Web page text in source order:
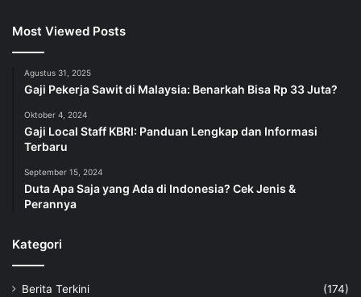
Most Viewed Posts
Agustus 31, 2025
Gaji Pekerja Sawit di Malaysia: Benarkah Bisa Rp 33 Juta?
Oktober 4, 2024
Gaji Local Staff KBRI: Panduan Lengkap dan Informasi
Terbaru
September 15, 2024
Duta Apa Saja yang Ada di Indonesia? Cek Jenis &
Perannya
Kategori
Berita Terkini
(174)